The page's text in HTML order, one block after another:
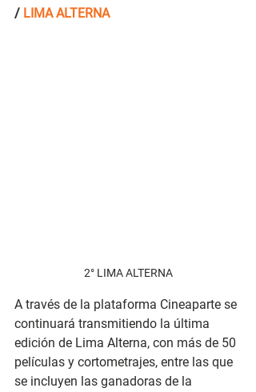
/ LIMA ALTERNA
2° LIMA ALTERNA
A través de la plataforma Cineaparte se
continuará transmitiendo la última
edición de Lima Alterna, con más de 50
películas y cortometrajes, entre las que
se incluyen las ganadoras de la